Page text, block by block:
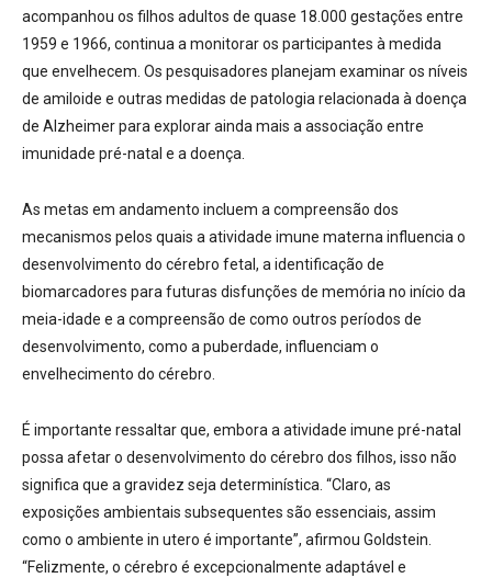
acompanhou os filhos adultos de quase 18.000 gestações entre
1959 e 1966, continua a monitorar os participantes à medida
que envelhecem. Os pesquisadores planejam examinar os níveis
de amiloide e outras medidas de patologia relacionada à doença
de Alzheimer para explorar ainda mais a associação entre
imunidade pré-natal e a doença.
As metas em andamento incluem a compreensão dos
mecanismos pelos quais a atividade imune materna influencia o
desenvolvimento do cérebro fetal, a identificação de
biomarcadores para futuras disfunções de memória no início da
meia-idade e a compreensão de como outros períodos de
desenvolvimento, como a puberdade, influenciam o
envelhecimento do cérebro.
É importante ressaltar que, embora a atividade imune pré-natal
possa afetar o desenvolvimento do cérebro dos filhos, isso não
significa que a gravidez seja determinística. “Claro, as
exposições ambientais subsequentes são essenciais, assim
como o ambiente in utero é importante”, afirmou Goldstein.
“Felizmente, o cérebro é excepcionalmente adaptável e